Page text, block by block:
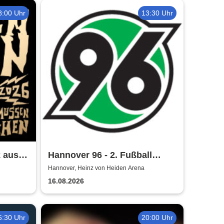
Uhr
aus!
13:30 Uhr
Hannover 96 - 2. Fußball
Bundesliga Saison 2026/27
Hannover, Heinz von Heiden Arena
16.08.2026
Uhr 20:00 Uhr